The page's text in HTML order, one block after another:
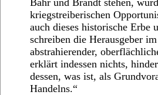
Bahr und Brandt stehen,
kriegstreiberischen
auch dieses historische Erbe
schreiben die Herausgeber
abstrahierender,
erklärt indessen nichts,
dessen, was ist, als
Handelns.“